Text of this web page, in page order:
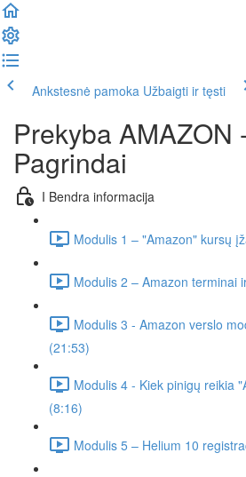
Ankstesnė pamoka Užbaigti ir tęsti
Prekyba AMAZON
Pagrindai
I Bendra informacija
Modulis 1 – "Amazon" kursų
Modulis 2 – Amazon terminai
Modulis 3 - Amazon verslo
(21:53)
Modulis 4 - Kiek pinigų reikia
(8:16)
Modulis 5 – Helium 10